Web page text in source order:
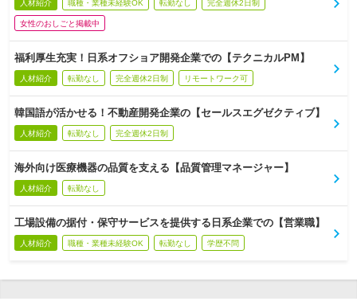
人材紹介 職種・業種未経験OK 転勤なし 完全週休2日制
女性のおしごと掲載中
福利厚生充実！日系オフショア開発企業での【テクニカルPM】
人材紹介 転勤なし 完全週休2日制 リモートワーク可
韓国語が活かせる！不動産開発企業の【セールスエグゼクティブ】
人材紹介 転勤なし 完全週休2日制
海外向け医療機器の品質を支える【品質管理マネージャー】
人材紹介 転勤なし
工場設備の据付・保守サービスを提供する日系企業での【営業職】
人材紹介 職種・業種未経験OK 転勤なし 学歴不問